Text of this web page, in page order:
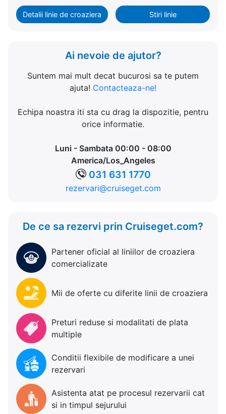
Detalii linie de croaziera Stiri linie
Ai nevoie de ajutor?
Suntem mai mult decat bucurosi sa te putem
ajuta! Contacteaza-ne!
Echipa noastra iti sta cu drag la dispozitie, pentru
orice informatie.
Luni - Sambata 00:00 - 08:00
America/Los_Angeles
031 631 1770
rezervari@cruiseget.com
De ce sa rezervi prin Cruiseget.com?
Partener oficial al liniilor de croaziera
comercializate
Mii de oferte cu diferite linii de croaziera
Preturi reduse si modalitati de plata
multiple
Conditii flexibile de modificare a unei
rezervari
Asistenta atat pe procesul rezervarii cat
si in timpul sejurului